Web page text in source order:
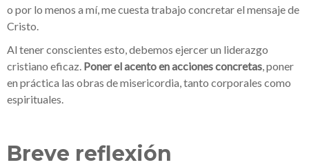
o por lo menos a mí, me cuesta trabajo concretar el mensaje de
Cristo.
Al tener conscientes esto, debemos ejercer un liderazgo
cristiano eficaz. Poner el acento enacciones concretas, poner
en práctica las obras de misericordia, tanto corporales como
espirituales.
Breve reflexión